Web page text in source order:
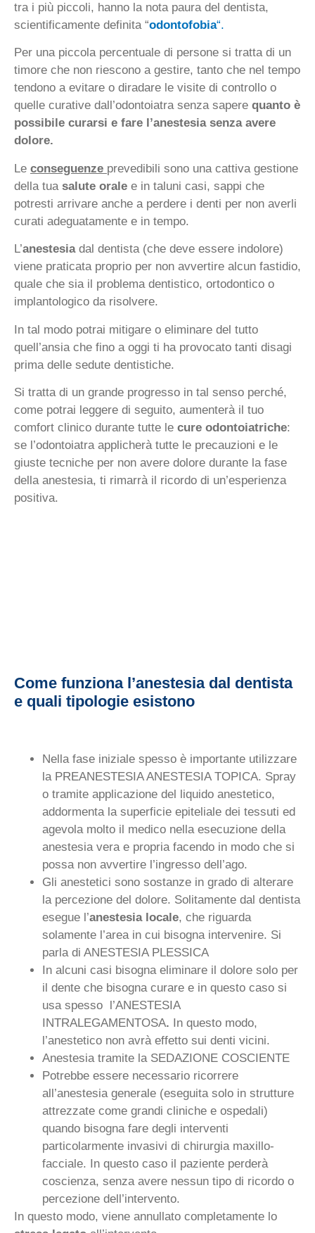
tra i più piccoli, hanno la nota paura del dentista,
scientificamente definita “odontofobia“.
Per una piccola percentuale di persone si tratta di un
timore che non riescono a gestire, tanto che nel tempo
tendono a evitare o diradare le visite di controllo o
quelle curative dall’odontoiatra senza sapere quanto è
possibile curarsi e fare l’anestesia senza avere
dolore.
Le conseguenze prevedibili sono una cattiva gestione
della tua salute orale e in taluni casi, sappi che
potresti arrivare anche a perdere i denti per non averli
curati adeguatamente e in tempo.
L’anestesiadal dentista (che deve essere indolore)
viene praticata proprio per non avvertire alcun fastidio,
quale che sia il problema dentistico, ortodontico o
implantologico da risolvere.
In tal modo potrai mitigare o eliminare del tutto
quell’ansia che fino a oggi ti ha provocato tanti disagi
prima delle sedute dentistiche.
Si tratta di un grande progresso in tal senso perché,
come potrai leggere di seguito, aumenterà il tuo
comfort clinico durante tutte le cure odontoiatriche:
se l’odontoiatra applicherà tutte le precauzioni e le
giuste tecniche per non avere dolore durante la fase
della anestesia, ti rimarrà il ricordo di un’esperienza
positiva.
Come funziona l’anestesia dal dentista
e quali tipologie esistono
Nella fase iniziale spesso è importante utilizzare
la PREANESTESIA ANESTESIA TOPICA. Spray
o tramite applicazione del liquido anestetico,
addormenta la superficie epiteliale dei tessuti ed
agevola molto il medico nella esecuzione della
anestesia vera e propria facendo in modo che si
possa non avvertire l’ingresso dell’ago.
Gli anestetici sono sostanze in grado di alterare
la percezione del dolore. Solitamente dal dentista
esegue l’anestesia locale, che riguarda
solamente l’area in cui bisogna intervenire. Si
parla di ANESTESIA PLESSICA
In alcuni casi bisogna eliminare il dolore solo per
il dente che bisogna curare e in questo caso si
usa spesso l’ANESTESIA
INTRALEGAMENTOSA. In questo modo,
l’anestetico non avrà effetto sui denti vicini.
Anestesia tramite la SEDAZIONE COSCIENTE
Potrebbe essere necessario ricorrere
all’anestesia generale (eseguita solo in strutture
attrezzate come grandi cliniche e ospedali)
quando bisogna fare degli interventi
particolarmente invasivi di chirurgia maxillo-
facciale. In questo caso il paziente perderà
coscienza, senza avere nessun tipo di ricordo o
percezione dell’intervento.
In questo modo, viene annullato completamente lo